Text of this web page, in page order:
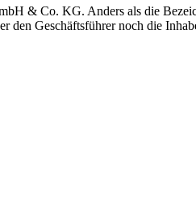
& Co. KG. Anders als die
den Geschäftsführer noch die